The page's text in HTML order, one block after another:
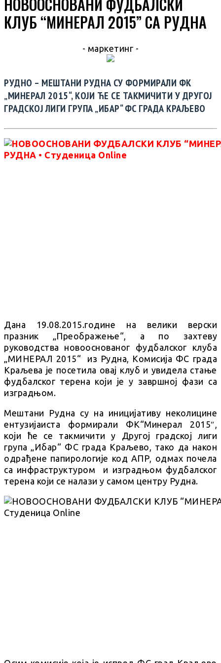
КЛУБ “МИНЕРАЛ 2015” СА РУДНА
- маркетинг -
РУДНО – МЕШТАНИ РУДНА СУ ФОРМИРАЛИ ФК
„МИНЕРАЛ 2015“, КОЈИ ЋЕ СЕ ТАКМИЧИТИ У ДРУГОЈ
ГРАДСКОЈ ЛИГИ ГРУПА „ИБАР“ ФС ГРАДА КРАЉЕВО
Дана 19.08.2015.године на велики верски
празник „Преображење“, а по захтеву
руководства новооснованог фудбалског клуба
„МИНЕРАЛ 2015“ из Рудна, Комисија ФС града
Краљева је посетила овај клуб и увидела стање
фудбалског терена који је у завршној фази са
изградњом.
Мештани Рудна су на иницијативу неколицине
ентузијаиста формирали ФК“Минерал 2015″,
који ће се такмичити у Другој градској лиги
група „Ибар“ ФС града Краљево, тако да након
одрађене папирологије код АПР, одмах почела
са инфраструктуром и изградњом фудбалског
терена који се налази у самом центру Рудна.